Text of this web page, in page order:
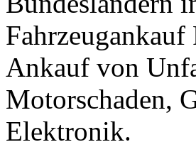
Ankauf von
Motorschaden,
Elektronik.